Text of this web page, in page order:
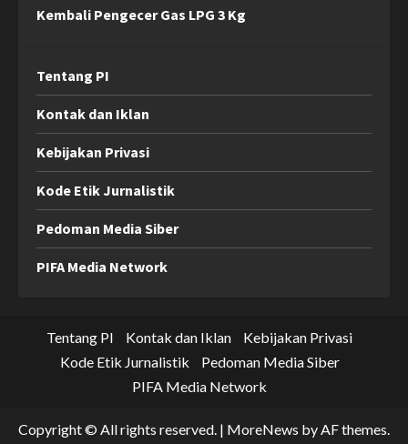
Kembali Pengecer Gas LPG 3 Kg
Tentang PI
Kontak dan Iklan
Kebijakan Privasi
Kode Etik Jurnalistik
Pedoman Media Siber
PIFA Media Network
Tentang PI Kontak dan Iklan
Kebijakan Privasi
Kode Etik Jurnalistik
Pedoman Media Siber
PIFA Media Network
Copyright © All rights reserved. | MoreNews by AF themes.